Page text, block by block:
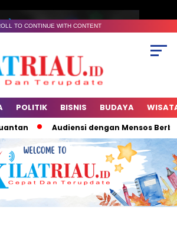
TO CONTINUE WITH CONTENT
POLITIK BISNIS BUDAYA
Audiensi dengan Mensos